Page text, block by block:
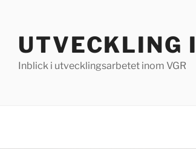
UTVECKLING
Inblick i utvecklingsarbetet inom VGR